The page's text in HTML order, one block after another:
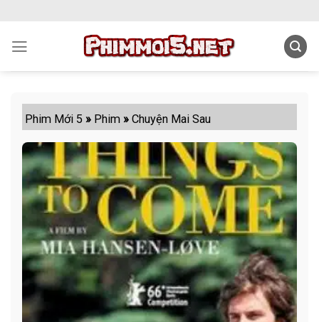
content
Phim Mới 5 » Phim »Chuyện Mai Sau